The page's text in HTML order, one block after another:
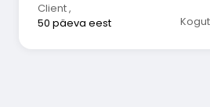
Client,
50 päeva eest